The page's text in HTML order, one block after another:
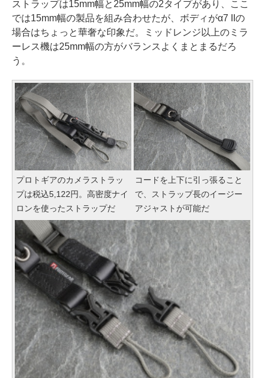
ストラップは15mm幅と25mm幅の2タイプがあり、ここ
では15mm幅の製品を組み合わせたが、ボディがα7 IIの
場合はちょっと華奢な印象だ。ミッドレンジ以上のミラ
ーレス機は25mm幅の方がバランスよくまとまるだろ
う。
プロトギアのカメラストラッ
プは税込5,122円。高密度ナイ
ロンを使ったストラップだ
コードを上下に引っ張ること
で、ストラップ長のイージー
アジャストが可能だ